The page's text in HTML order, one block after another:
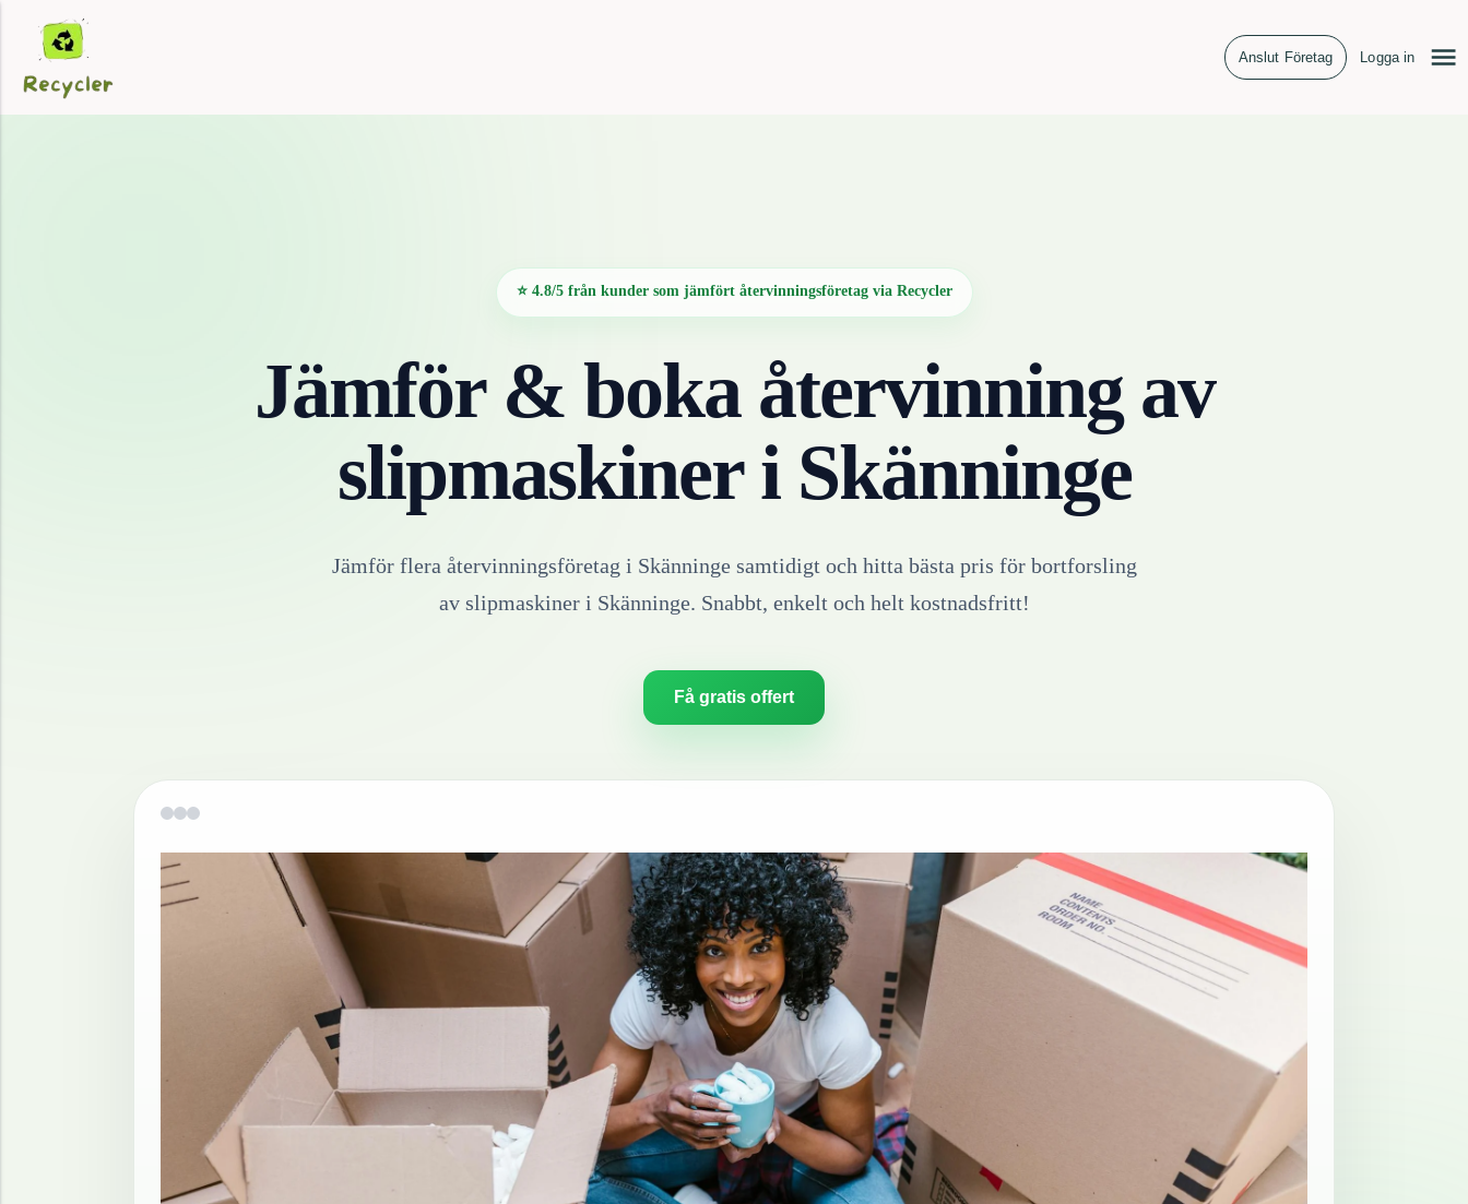
Anslut Företag Logga in
⭐ 4.8/5 från kunder som jämfört återvinningsföretag via Recycler
Jämför & boka återvinning av
slipmaskineri Skänninge
Jämför flera återvinningsföretag i Skänningesamtidigt och hitta bästa pris för bortforsling
av slipmaskineri Skänninge. Snabbt, enkelt och helt kostnadsfritt!
Få gratis offert